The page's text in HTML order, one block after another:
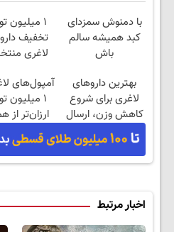
با دمنوش سمزدای
کبد همیشه سالم
باش
۱ میلیون
تخفیف
لاغری
نزدیکت
بهترین داروهای
لاغری برای شروع
کاهش وزن، ارسال
از داروخانه های
نزدیکت!
آمپول‌های
۱ میلیون
ارزان‌تر از
بخر!
اخبار مرتبط